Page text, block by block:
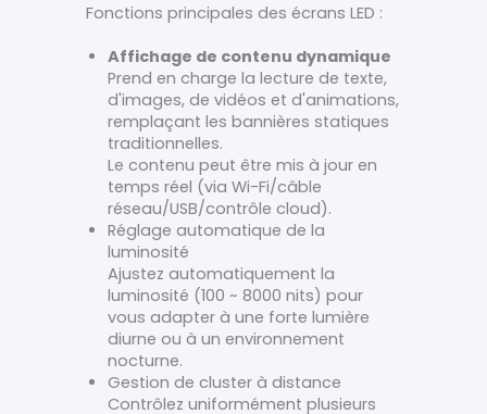
Fonctions principales des écrans LED :
Affichage de contenu dynamique
Prend en charge la lecture de texte,
d'images, de vidéos et d'animations,
remplaçant les bannières statiques
traditionnelles.
Le contenu peut être mis à jour en
temps réel (via Wi-Fi/câble
réseau/USB/contrôle cloud).
Réglage automatique de la
luminosité
Ajustez automatiquement la
luminosité (100 ~ 8000 nits) pour
vous adapter à une forte lumière
diurne ou à un environnement
nocturne.
Gestion de cluster à distance
Contrôlez uniformément plusieurs